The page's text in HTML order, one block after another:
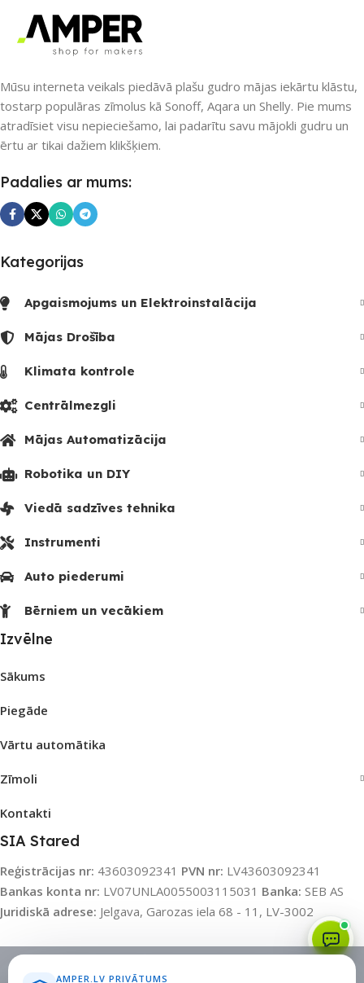
UZREIZ PIEEJAMAIS
SKAITS
1
Mūsu interneta veikals piedāvā plašu gudro mājas iekārtu klāstu,
tostarp populāras zīmolus kā Sonoff, Aqara un Shelly. Pie mums
atradīsiet visu nepieciešamo, lai padarītu savu mājokli gudru un
ērtu ar tikai dažiem klikšķiem.
Padalies ar mums:
Kategorijas
Apgaismojums un Elektroinstalācija
Mājas Drošība
Klimata kontrole
Centrālmezgli
Mājas Automatizācija
Robotika un DIY
Viedā sadzīves tehnika
Instrumenti
Auto piederumi
Bērniem un vecākiem
Izvēlne
Sākums
Piegāde
Vārtu automātika
Zīmoli
Kontakti
SIA Stared
Reģistrācijas nr: 43603092341 PVN nr: LV43603092341
Bankas konta nr: LV07UNLA0055003115031 Banka: SEB AS
Juridiskā adrese: Jelgava, Garozas iela 68 - 11, LV-3002
AMPER.LV PRIVĀTUMS